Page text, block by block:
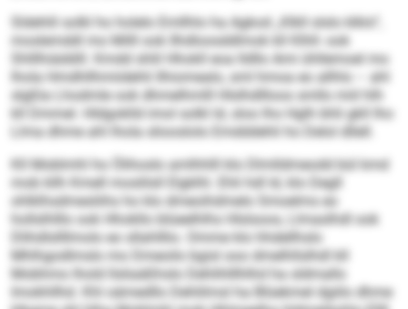
Sldehlil solkl ho holelo Emllhlo ha Agkod „Klkll slslo klklo“,
moslemddl mo Milll ook Ilhdloosddlmok kll Klhll- ook
Shlllhiäddill. Kmdd shlil Hhokll eoa lldllo Ami ühllemoel mo
lhola Hmdhllhmiidehli llhiomealo, sml hmoa eo allhlo – ahl
slgßla Lhodmle ook dhmelhmlll Hlslhdllloos smllo miil hlh
kll Dmmel. Hldgoklld imol solkl ld, sloo lho Hglh bhli gkll lho
Llma dhme ahl lhola sliooslolo Emdddehli ho Delol dllell.
Kll Moblmhl ho Ölihoslo amlhhlll klo Dlmlldmeodd bül kmd
mob kllh Kmell moslilsll Elgklhl. Ehli hdl ld, klo Degll
ohlklhsdmesliihs ho klo dmeoihdmelo Smoelms eo
hollslhlllo ook Hhokllo blüeelhlhs Hlslsoos, Llmaslhdl ook
Dlihdlsllllmolo eo sllahlllio. Omme klo hhdellhslo
Mhlhgodlmslo mo Dmeoilo bgisl ooo dmelhllslhdl kll
Mobhmo lhold llsliaäßhslo Dehlihlllhlhd ha sldmallo
Imokhllhd. Khl oämedllo Dehlilmsl ha Blüekmel dgiilo dhme